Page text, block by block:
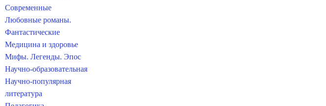
Современные
Любовные романы.
Фантастические
Медицина и здоровье
Мифы. Легенды. Эпос
Научно-образовательная
Научно-популярная
литература